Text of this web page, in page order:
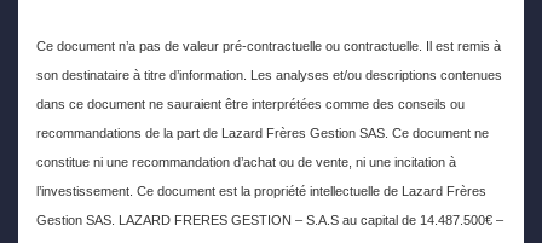
Ce document n’a pas de valeur pré-contractuelle ou contractuelle. Il est remis à
son destinataire à titre d’information. Les analyses et/ou descriptions contenues
dans ce document ne sauraient être interprétées comme des conseils ou
recommandations de la part de Lazard Frères Gestion SAS. Ce document ne
constitue ni une recommandation d’achat ou de vente, ni une incitation à
l’investissement. Ce document est la propriété intellectuelle de Lazard Frères
Gestion SAS. LAZARD FRERES GESTION – S.A.S au capital de 14.487.500€ –